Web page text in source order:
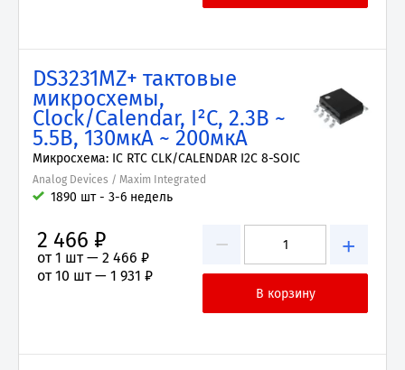
DS3231MZ+ тактовые
микросхемы,
Clock/Calendar, I²C, 2.3В ~
5.5В, 130мкА ~ 200мкА
Микросхема: IC RTC CLK/CALENDAR I2C 8-SOIC
Analog Devices / Maxim Integrated
1890 шт - 3-6 недель
− +
2 466 ₽
от 1 шт — 2 466 ₽
от 10 шт — 1 931 ₽